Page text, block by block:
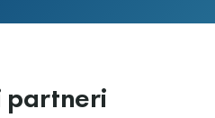
partneri